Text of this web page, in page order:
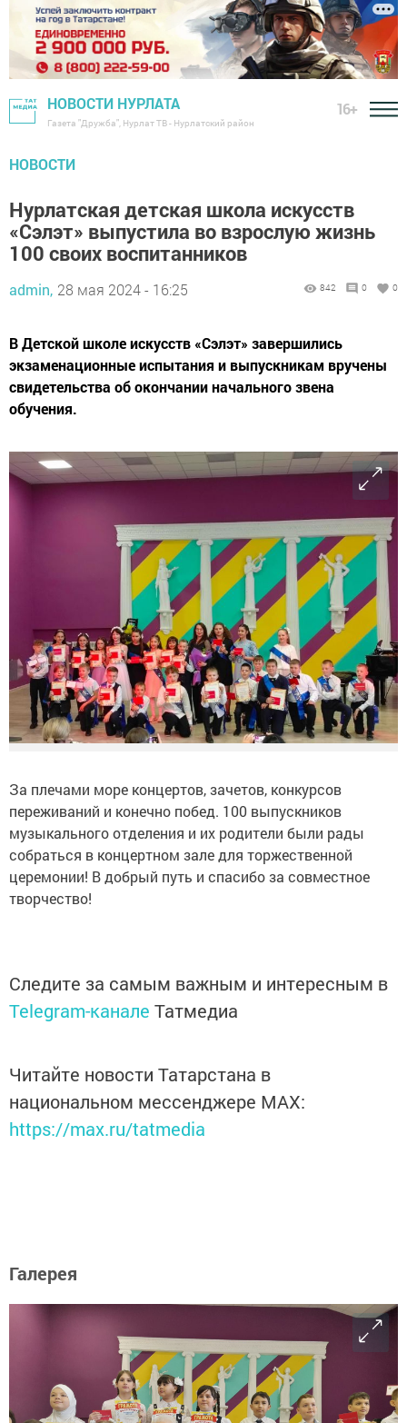
НОВОСТИ НУРЛАТА
Газета "Дружба", Нурлат ТВ - Нурлатский район
16+
НОВОСТИ
Нурлатская детская школа искусств
«Сэлэт» выпустила во взрослую жизнь
100 своих воспитанников
admin, 28 мая 2024 - 16:25 842 0 0
В Детской школе искусств «Сэлэт» завершились
экзаменационные испытания и выпускникам вручены
свидетельства об окончании начального звена
обучения.
За плечами море концертов, зачетов, конкурсов
переживаний и конечно побед. 100 выпускников
музыкального отделения и их родители были рады
собраться в концертном зале для торжественной
церемонии! В добрый путь и спасибо за совместное
творчество!
Следите за самым важным и интересным в
Telegram-канале Татмедиа
Читайте новости Татарстана в
национальном мессенджере MАХ:
https://max.ru/tatmedia
Галерея